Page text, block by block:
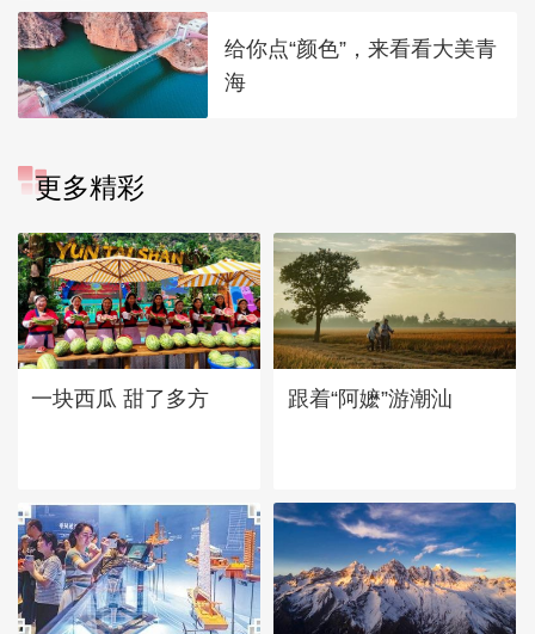
给你点“颜色”，来看看大美青
海
更多精彩
一块西瓜 甜了多方 跟着“阿嬷”游潮汕